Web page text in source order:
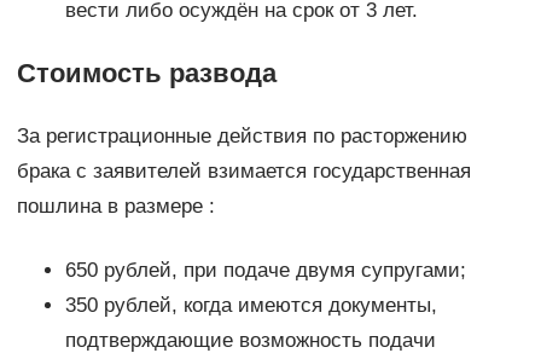
вести либо осуждён на срок от 3 лет.
Стоимость развода
За регистрационные действия по расторжению
брака с заявителей взимается государственная
пошлина в размере :
650 рублей, при подаче двумя супругами;
350 рублей, когда имеются документы,
подтверждающие возможность подачи